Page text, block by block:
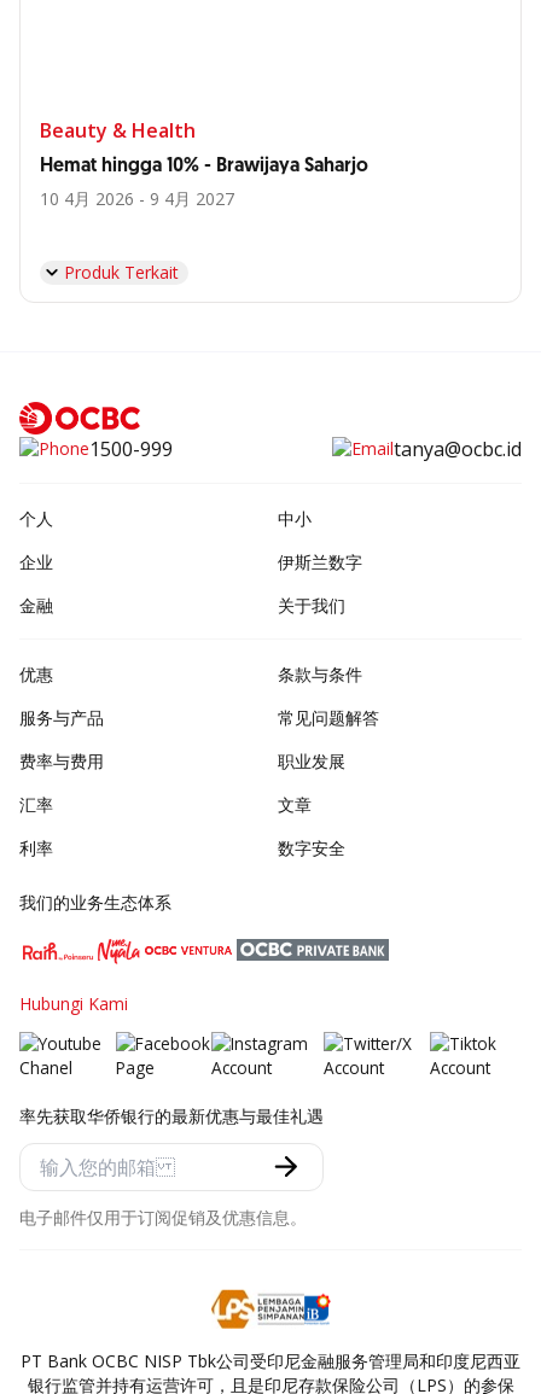
Beauty & Health
Hemat hingga 10% - Brawijaya Saharjo
10 4月 2026 - 9 4月 2027
Produk Terkait
1500-999 tanya@ocbc.id
个人
中小
企业
伊斯兰数字
金融
关于我们
优惠
服务与产品
费率与费用
汇率
利率
条款与条件
常见问题解答
职业发展
文章
数字安全
我们的业务生态体系
Hubungi Kami
率先获取华侨银行的最新优惠与最佳礼遇
电子邮件仅用于订阅促销及优惠信息。
PT Bank OCBC NISP Tbk公司受印尼金融服务管理局和印度尼西亚
银行监管并持有运营许可，且是印尼存款保险公司（LPS）的参保